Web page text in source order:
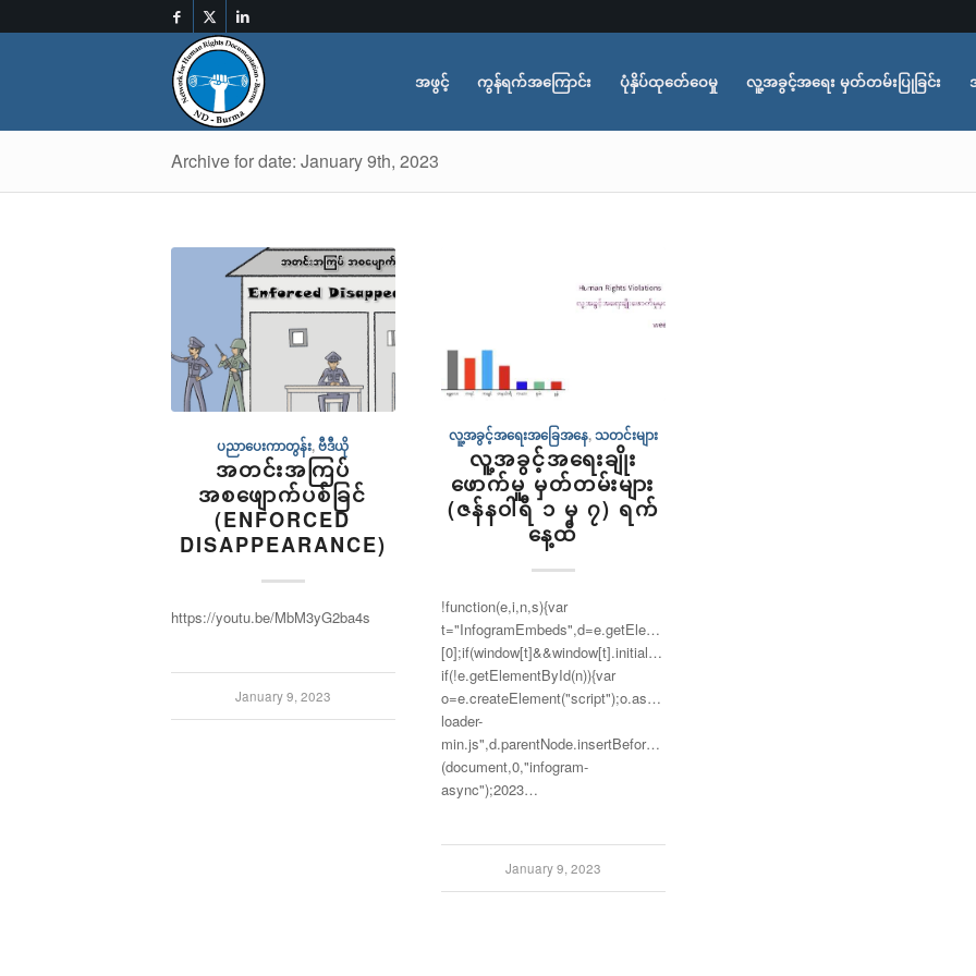
အဖွင့် ကွန်ရက်အကြောင်း ပုံနှိပ်ထုတ်ေဝေမှု လူ့အခွင့်အရေး မှတ်တမ်းပြုခြင်း
Archive for date: January 9th, 2023
ပညာပေးကာတွန်း,ဗီဒီယို
အတင်းအကြပ်
အစဖျောက်ပစ်ခြင်
(ENFORCED
DISAPPEARANCE)
https://youtu.be/MbM3yG2ba4s
January 9, 2023
လူ့အခွင့်အရေးအခြေအနေ,သတင်းများ
လူ့အခွင့်အရေးချိုး
ဖောက်မှု မှတ်တမ်းများ
(ဇန်နဝါရီ ၁ မှ ၇) ရက်
နေ့ထိ
!function(e,i,n,s){var
t="InfogramEmbeds",d=e.getElementsByTagName("script")
[0];if(window[t]&&window[t].initialized)window[t].process&&window[t].process();else
if(!e.getElementById(n)){var
o=e.createElement("script");o.async=1,o.id=n,o.src="https://e.infogram.com/js/dist/
loader-
min.js",d.parentNode.insertBefore(o,d)}}
(document,0,"infogram-
async");2023…
January 9, 2023